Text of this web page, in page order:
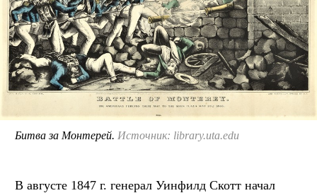
Битва за Монтерей. Источник: library.uta.edu
В августе 1847 г. генерал Уинфилд Скотт начал